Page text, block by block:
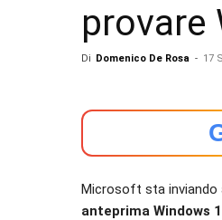
provare
Di Domenico De Rosa - 17
Microsoft sta inviando
anteprima Windows